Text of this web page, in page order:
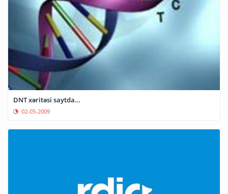
DNT xəritəsi saytda…
02-05-2009